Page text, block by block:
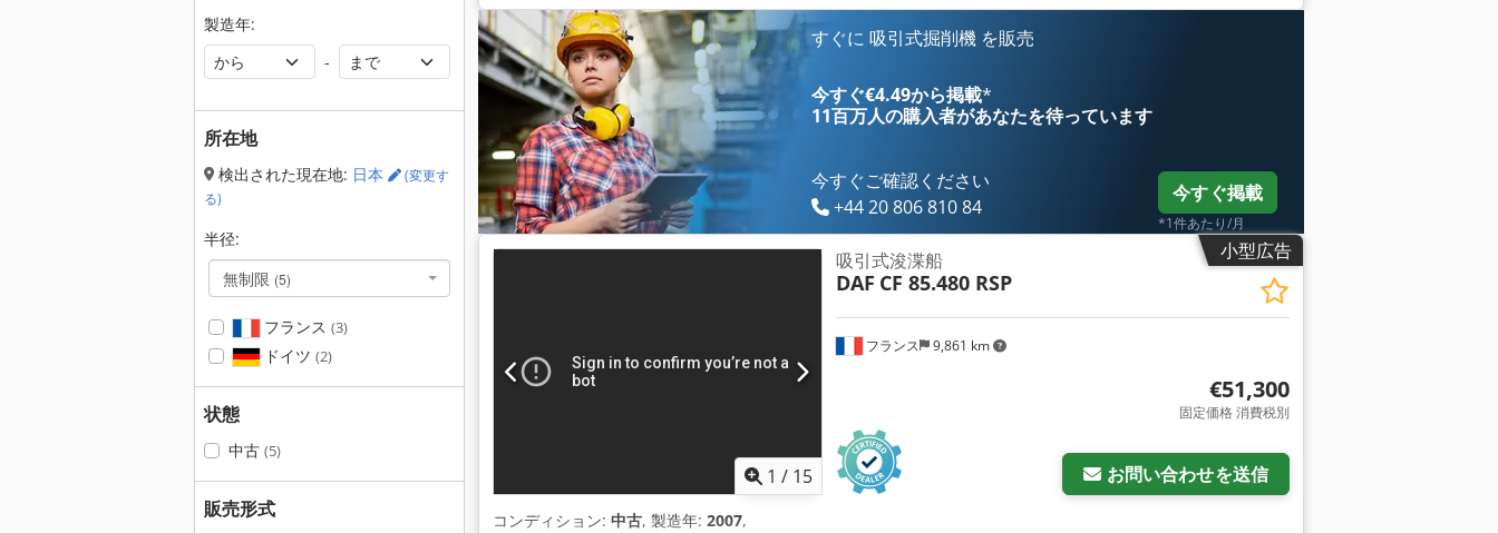
製造年:
-
所在地
検出された現在地: 日本
(変更す
る)
半径:
無制限 (5)
フランス (3)
ドイツ (2)
状態
中古 (5)
販売形式
すぐに 吸引式掘削機 を販売
今すぐ€4.49から掲載*
11百万人の購入者があなたを待っています
今すぐご確認ください
+44 20 806 810 84
今すぐ掲載
*1件あたり/月
小型広告
1 / 15
フランス 9,861 km
吸引式浚渫船
DAF CF 85.480 RSP
€51,300
固定価格 消費税別
お問い合わせを送信
コンディション: 中古, 製造年: 2007,